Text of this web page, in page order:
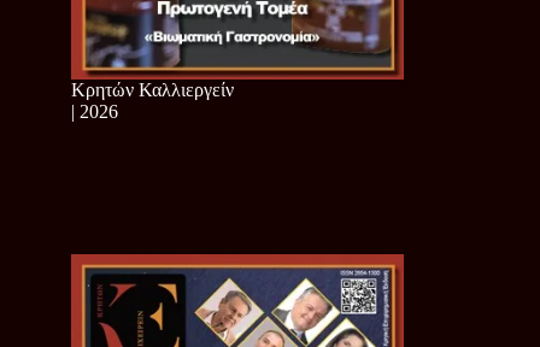
Κρητών Καλλιεργείν
| 2026